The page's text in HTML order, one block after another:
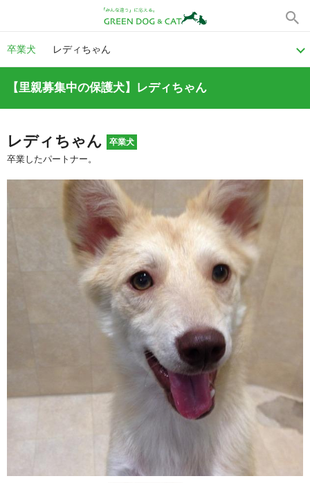
卒業犬 レディちゃん
【里親募集中の保護犬】レディちゃん
レディちゃん 卒業犬
卒業したパートナー。